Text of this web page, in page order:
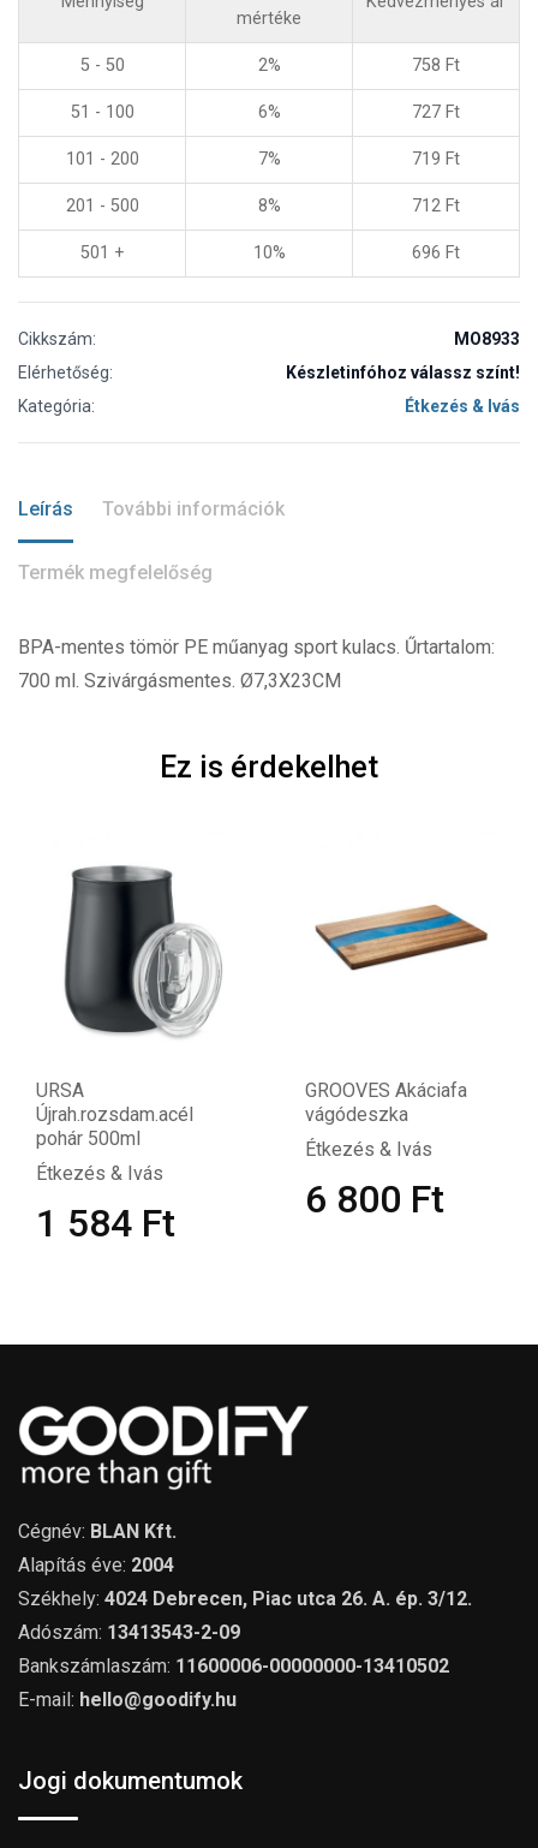
mértéke
5 - 50 2% 758 Ft
51 - 100 6% 727 Ft
101 - 200 7% 719 Ft
201 - 500 8% 712 Ft
501 + 10% 696 Ft
Cikkszám:
MO8933
Elérhetőség:
Készletinfóhoz válassz színt!
Kategória:
Étkezés & Ivás
Leírás További információk
Termék megfelelőség
BPA-mentes tömör PE műanyag sport kulacs. Űrtartalom:
700 ml. Szivárgásmentes. Ø7,3X23CM
Ez is érdekelhet
URSA
Újrah.rozsdam.acél
pohár 500ml
Étkezés & Ivás
1 584 Ft
GROOVES Akáciafa
vágódeszka
Étkezés & Ivás
6 800 Ft
Cégnév: BLAN Kft.
Alapítás éve: 2004
Székhely: 4024 Debrecen, Piac utca 26. A. ép. 3/12.
Adószám: 13413543-2-09
Bankszámlaszám: 11600006-00000000-13410502
E-mail: hello@goodify.hu
Jogi dokumentumok